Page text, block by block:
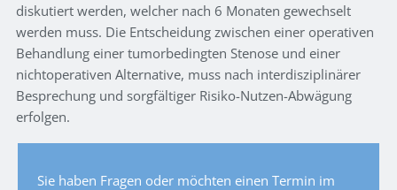
diskutiert werden, welcher nach 6 Monaten gewechselt
werden muss. Die Entscheidung zwischen einer operativen
Behandlung einer tumorbedingten Stenose und einer
nichtoperativen Alternative, muss nach interdisziplinärer
Besprechung und sorgfältiger Risiko-Nutzen-Abwägung
erfolgen.
Sie haben Fragen oder möchten einen Termin im